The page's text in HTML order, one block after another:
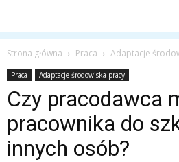
Strona główna Praca Adaptacje
Praca Adaptacje środowiska pracy
Czy pracodawca
pracownika do
innych osób?